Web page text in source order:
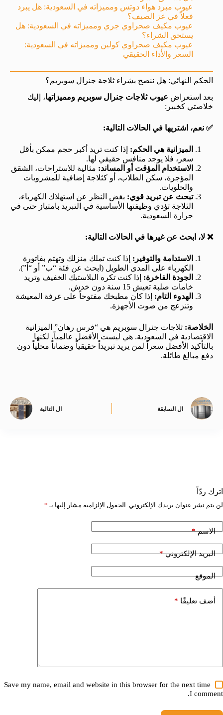
عيوب مبرد هواء دوتس ومميزاته في السعودية: هل يبرد
فعلاً في عز الصيف؟
عيوب مكيف صحراوي جري ومميزاته في السعودية: هل
يستحق الشراء؟
عيوب مكيف صحراوي كولين ومميزاته في السعودية:
السعر والأداء الحقيقي
الحكم النهائي: هل ننصح بشراء ثلاجة جنرال سوبريم؟
بعد استعراض عيوب ثلاجات جنرال سوبريم ومميزاتها، إليك
خلاصتي كخبير:
✅ نعم، اشتريها في الحالات التالية:
الميزانية هي الحكم: إذا كنت تريد أكبر حجم ممكن بأقل
سعر، فلا يوجد منافس حقيقي لها.
الاستخدام المؤقت أو المساند: مثالية للاستراحات، الشقق
المؤجرة، سكن الطلاب، أو كثلاجة إضافية للمشروبات
والحلويات.
تبحث عن تبريد قوي: بغض النظر عن استهلاك الكهرباء،
الثلاجة تؤدي وظيفتها الأساسية في التبريد بامتياز حتى في
حرارة السعودية.
❌ لا، ابحث عن غيرها في الحالات التالية:
الاستدامة والتوفير: إذا كنت تملك منزلك وتهتم بفاتورة
الكهرباء على المدى الطويل (ابحث عن فئة “ب” أو “أ”).
الجودة الفاخرة: إذا كنت تكره البلاستيك الخفيف وتريد
خامات صلبة تعيش 15 سنة دون خدش.
الهدوء التام: إذا كان مطبخك مفتوحاً على غرفة المعيشة
وتنزعج من صوت الأجهزة.
الخلاصة: ثلاجات جنرال سوبريم هي “فرس رهان” الميزانية
الاقتصادية في السعودية. هي ليست الأفضل عالمياً، لكنها
بالتأكيد الأفضل سعراً لمن يريد تبريداً حقيقياً وضماناً محلياً دون
دفع مبالغ طائلة.
ال السابقة ال التالية
اترك ردّاً
لن يتم نشر عنوان بريدك الإلكتروني. الحقول الإلزامية مشار إليها بـ *
الاسم*
البريد الإلكتروني*
الموقع
أضف تعليقًا *
Save my name, email and website in this browser for the next time
I comment.